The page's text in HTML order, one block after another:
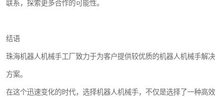
联系，探索更多合作的可能性。
结语
珠海机器人机械手工厂致力于为客户提供较优质的机器人机械手解决
方案。
在这个迅速变化的时代，选择机器人机械手，不仅是选择了一种高效